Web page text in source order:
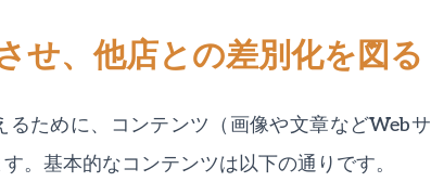
せ、他店との差別化を図る
ために、コンテンツ（画像や文章などWebサ
。基本的なコンテンツは以下の通りです。